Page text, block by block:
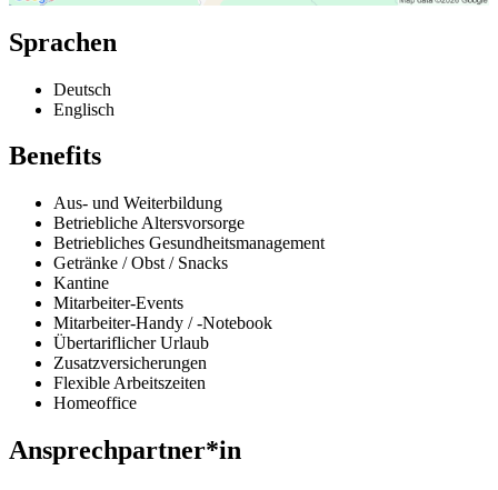
Sprachen
Deutsch
Englisch
Benefits
Aus- und Weiterbildung
Betriebliche Altersvorsorge
Betriebliches Gesundheitsmanagement
Getränke / Obst / Snacks
Kantine
Mitarbeiter-Events
Mitarbeiter-Handy / -Notebook
Übertariflicher Urlaub
Zusatzversicherungen
Flexible Arbeitszeiten
Homeoffice
Ansprechpartner*in